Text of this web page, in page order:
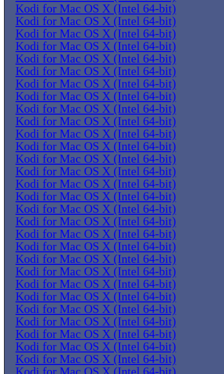
Kodi for Mac OS X (Intel 64-bit)
Kodi for Mac OS X (Intel 64-bit)
Kodi for Mac OS X (Intel 64-bit)
Kodi for Mac OS X (Intel 64-bit)
Kodi for Mac OS X (Intel 64-bit)
Kodi for Mac OS X (Intel 64-bit)
Kodi for Mac OS X (Intel 64-bit)
Kodi for Mac OS X (Intel 64-bit)
Kodi for Mac OS X (Intel 64-bit)
Kodi for Mac OS X (Intel 64-bit)
Kodi for Mac OS X (Intel 64-bit)
Kodi for Mac OS X (Intel 64-bit)
Kodi for Mac OS X (Intel 64-bit)
Kodi for Mac OS X (Intel 64-bit)
Kodi for Mac OS X (Intel 64-bit)
Kodi for Mac OS X (Intel 64-bit)
Kodi for Mac OS X (Intel 64-bit)
Kodi for Mac OS X (Intel 64-bit)
Kodi for Mac OS X (Intel 64-bit)
Kodi for Mac OS X (Intel 64-bit)
Kodi for Mac OS X (Intel 64-bit)
Kodi for Mac OS X (Intel 64-bit)
Kodi for Mac OS X (Intel 64-bit)
Kodi for Mac OS X (Intel 64-bit)
Kodi for Mac OS X (Intel 64-bit)
Kodi for Mac OS X (Intel 64-bit)
Kodi for Mac OS X (Intel 64-bit)
Kodi for Mac OS X (Intel 64-bit)
Kodi for Mac OS X (Intel 64-bit)